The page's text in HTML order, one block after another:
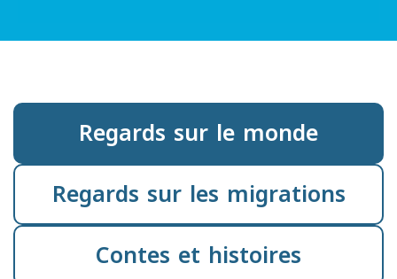
Regards sur le monde
Regards sur les migrations
Contes et histoires